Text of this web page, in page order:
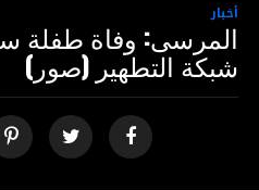
أخبار
المرسى: وفاة طفلة
شبكة التطهير (صور)